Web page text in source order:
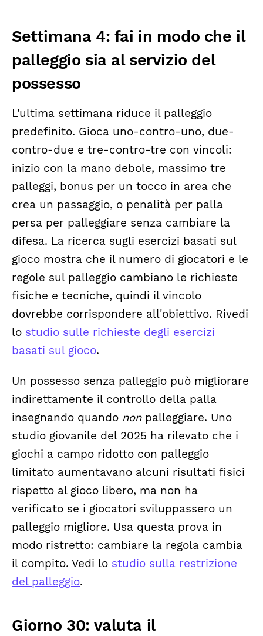
Settimana 4: fai in modo che il
palleggio sia al servizio del
possesso
L'ultima settimana riduce il palleggio
predefinito. Gioca uno-contro-uno, due-
contro-due e tre-contro-tre con vincoli:
inizio con la mano debole, massimo tre
palleggi, bonus per un tocco in area che
crea un passaggio, o penalità per palla
persa per palleggiare senza cambiare la
difesa. La ricerca sugli esercizi basati sul
gioco mostra che il numero di giocatori e le
regole sul palleggio cambiano le richieste
fisiche e tecniche, quindi il vincolo
dovrebbe corrispondere all'obiettivo. Rivedi
lo studio sulle richieste degli esercizi
basati sul gioco.
Un possesso senza palleggio può migliorare
indirettamente il controllo della palla
insegnando quando nonpalleggiare. Uno
studio giovanile del 2025 ha rilevato che i
giochi a campo ridotto con palleggio
limitato aumentavano alcuni risultati fisici
rispetto al gioco libero, ma non ha
verificato se i giocatori sviluppassero un
palleggio migliore. Usa questa prova in
modo ristretto: cambiare la regola cambia
il compito. Vedi lo studio sulla restrizione
del palleggio.
Giorno 30: valuta il